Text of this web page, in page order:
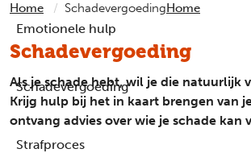
Emotionele hulp
Schadevergoeding
Strafproces
Home SchadevergoedingHome
Schadevergoeding
Als je schade hebt, wil je die natuurlijk
Krijg hulp bij het in kaart brengen van
ontvang advies over wie je schade kan